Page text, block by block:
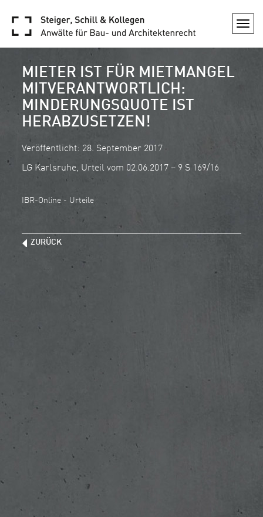
MIETER IST FÜR MIETMANGEL
MITVERANTWORTLICH:
MINDERUNGSQUOTE IST
HERABZUSETZEN!
Veröffentlicht: 28. September 2017
LG Karlsruhe, Urteil vom 02.06.2017 – 9 S 169/16
IBR-Online - Urteile
ZURÜCK